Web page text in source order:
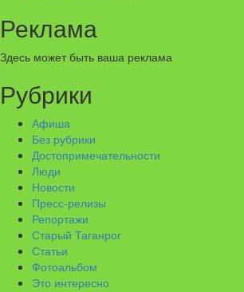
Реклама
Здесь может быть ваша реклама
Рубрики
Афиша
Без рубрики
Достопримечательности
Люди
Новости
Пресс-релизы
Репортажи
Старый Таганрог
Статьи
Фотоальбом
Это интересно